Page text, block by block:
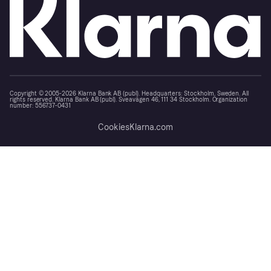
Copyright © 2005-2026 Klarna Bank AB (publ). Headquarters: Stockholm, Sweden. All
rights reserved. Klarna Bank AB (publ). Sveavägen 46, 111 34 Stockholm. Organization
number: 556737-0431
CookiesKlarna.com